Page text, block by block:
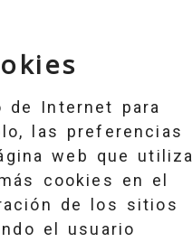
de Internet para
las preferencias
web que utiliza
cookies en el
de los sitios
el usuario